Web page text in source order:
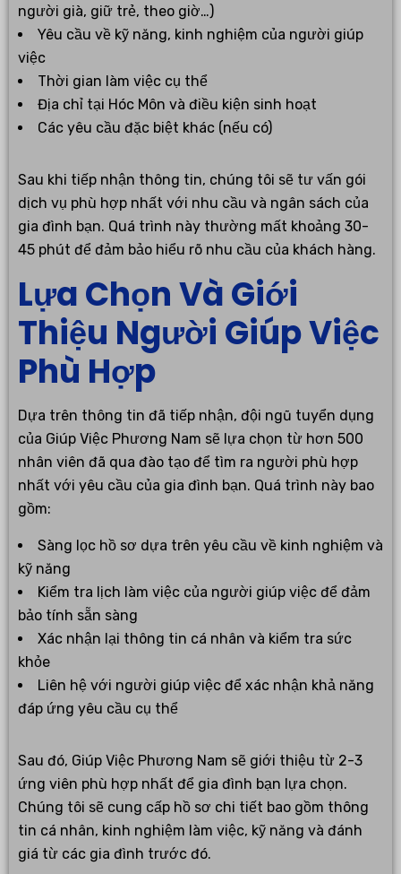
người già, giữ trẻ, theo giờ…)
Yêu cầu về kỹ năng, kinh nghiệm của người giúp
việc
Thời gian làm việc cụ thể
Địa chỉ tại Hóc Môn và điều kiện sinh hoạt
Các yêu cầu đặc biệt khác (nếu có)
Sau khi tiếp nhận thông tin, chúng tôi sẽ tư vấn gói
dịch vụ phù hợp nhất với nhu cầu và ngân sách của
gia đình bạn. Quá trình này thường mất khoảng 30-
45 phút để đảm bảo hiểu rõ nhu cầu của khách hàng.
Lựa Chọn Và Giới
Thiệu Người Giúp Việc
Phù Hợp
Dựa trên thông tin đã tiếp nhận, đội ngũ tuyển dụng
của Giúp Việc Phương Nam sẽ lựa chọn từ hơn 500
nhân viên đã qua đào tạo để tìm ra người phù hợp
nhất với yêu cầu của gia đình bạn. Quá trình này bao
gồm:
Sàng lọc hồ sơ dựa trên yêu cầu về kinh nghiệm và
kỹ năng
Kiểm tra lịch làm việc của người giúp việc để đảm
bảo tính sẵn sàng
Xác nhận lại thông tin cá nhân và kiểm tra sức
khỏe
Liên hệ với người giúp việc để xác nhận khả năng
đáp ứng yêu cầu cụ thể
Sau đó, Giúp Việc Phương Nam sẽ giới thiệu từ 2-3
ứng viên phù hợp nhất để gia đình bạn lựa chọn.
Chúng tôi sẽ cung cấp hồ sơ chi tiết bao gồm thông
tin cá nhân, kinh nghiệm làm việc, kỹ năng và đánh
giá từ các gia đình trước đó.